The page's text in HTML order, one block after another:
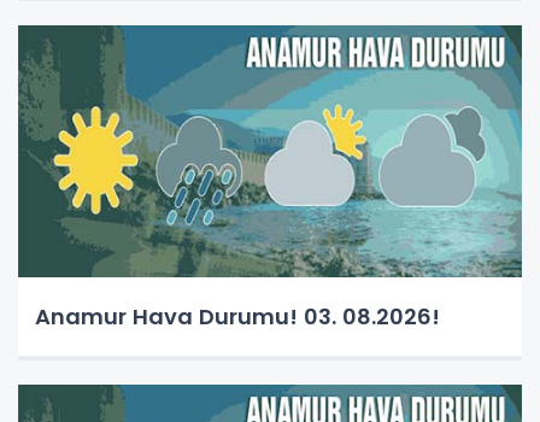
Anamur Hava Durumu! 03. 08.2026!